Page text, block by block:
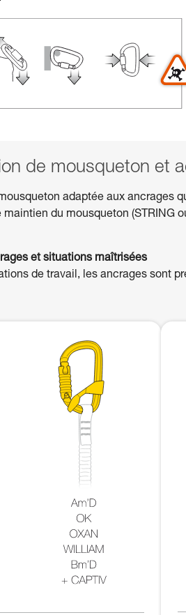
de mousqueton et
adaptée aux ancrages
du mousqueton (STRING
et situations maîtrisées
de travail, les ancrages sont